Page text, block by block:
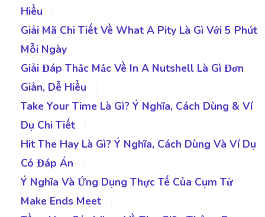
Hiểu
Giải Mã Chi Tiết Về What A Pity Là Gì Với 5 Phút
Mỗi Ngày
Giải Đáp Thắc Mắc Về In A Nutshell Là Gì Đơn
Giản, Dễ Hiểu
Take Your Time Là Gì? Ý Nghĩa, Cách Dùng & Ví
Dụ Chi Tiết
Hit The Hay Là Gì? Ý Nghĩa, Cách Dùng Và Ví Dụ
Có Đáp Án
Ý Nghĩa Và Ứng Dụng Thực Tế Của Cụm Từ
Make Ends Meet